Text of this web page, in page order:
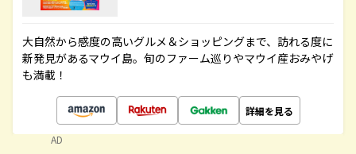
大自然から感度の高いグルメ＆ショッピングまで、訪れる度に
新発見があるマウイ島。旬のファーム巡りやマウイ産おみやげ
も満載！
詳細を見る
AD